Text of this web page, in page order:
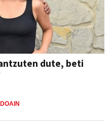
dute, beti